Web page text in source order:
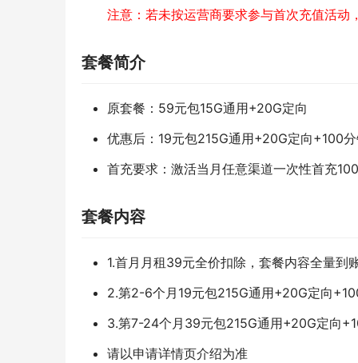
注意：若未按运营商要求参与首次充值活动
套餐简介
原套餐：59元包15G通用+20G定向
优惠后：19元包215G通用+20G定向+100
首充要求：激活当月任意渠道一次性首充
套餐内容
1.首月月租39元全价扣除，套餐内容全量到
2.第2-6个月19元包215G通用+20G定向
3.第7-24个月39元包215G通用+20G定向
请以申请详情页介绍为准